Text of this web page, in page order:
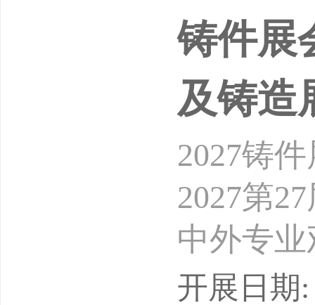
铸件展
及铸造
2027铸
2027第
中外专
造展永
开展日期